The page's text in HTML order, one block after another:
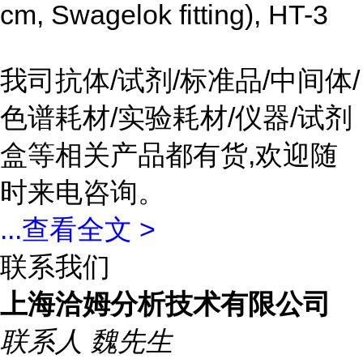
cm, Swagelok fitting), HT-3
我司抗体/试剂/标准品/中间体/
色谱耗材/实验耗材/仪器/试剂
盒等相关产品都有货,欢迎随
时来电咨询。
...查看全文 >
联系我们
上海洽姆分析技术有限公司
联系人 魏先生